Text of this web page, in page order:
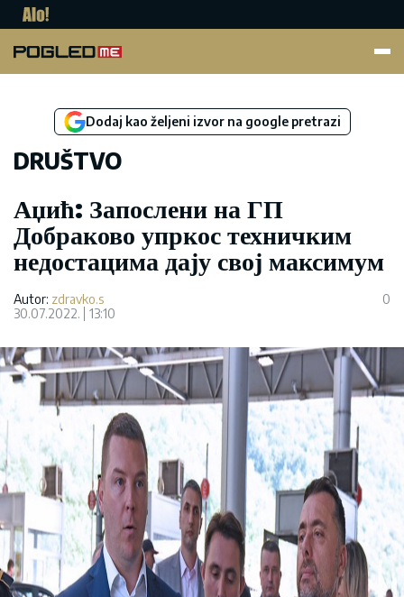
Dodaj kao željeni izvor na google pretrazi
DRUŠTVO
Аџић: Запослени на ГП
Добраково упркос техничким
недостацима дају свој максимум
Autor: zdravko.s
30.07.2022.
13:10
0